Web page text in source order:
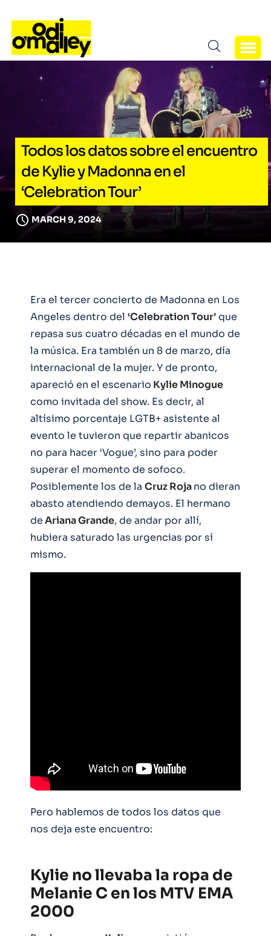
Todos los datos sobre el encuentro
de Kylie y Madonna en el
‘Celebration Tour’
MARCH 9, 2024
Era el tercer concierto de Madonna en Los
Angeles dentro del ‘Celebration Tour’que
repasa sus cuatro décadas en el mundo de
la música. Era también un 8 de marzo, día
internacional de la mujer. Y de pronto,
apareció en el escenario Kylie Minogue
como invitada del show. Es decir, al
altísimo porcentaje LGTB+ asistente al
evento le tuvieron que repartir abanicos
no para hacer ‘Vogue’, sino para poder
superar el momento de sofoco.
Posiblemente los de la Cruz Rojano dieran
abasto atendiendo demayos. El hermano
deAriana Grande, de andar por allí,
hubiera saturado las urgencias por sí
mismo.
Pero hablemos de todos los datos que
nos deja este encuentro:
Kylie no llevaba la ropa de
Melanie C en los MTV EMA
2000